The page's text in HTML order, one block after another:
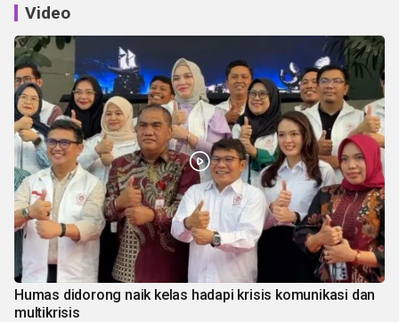
Video
Humas didorong naik kelas hadapi krisis komunikasi dan
multikrisis